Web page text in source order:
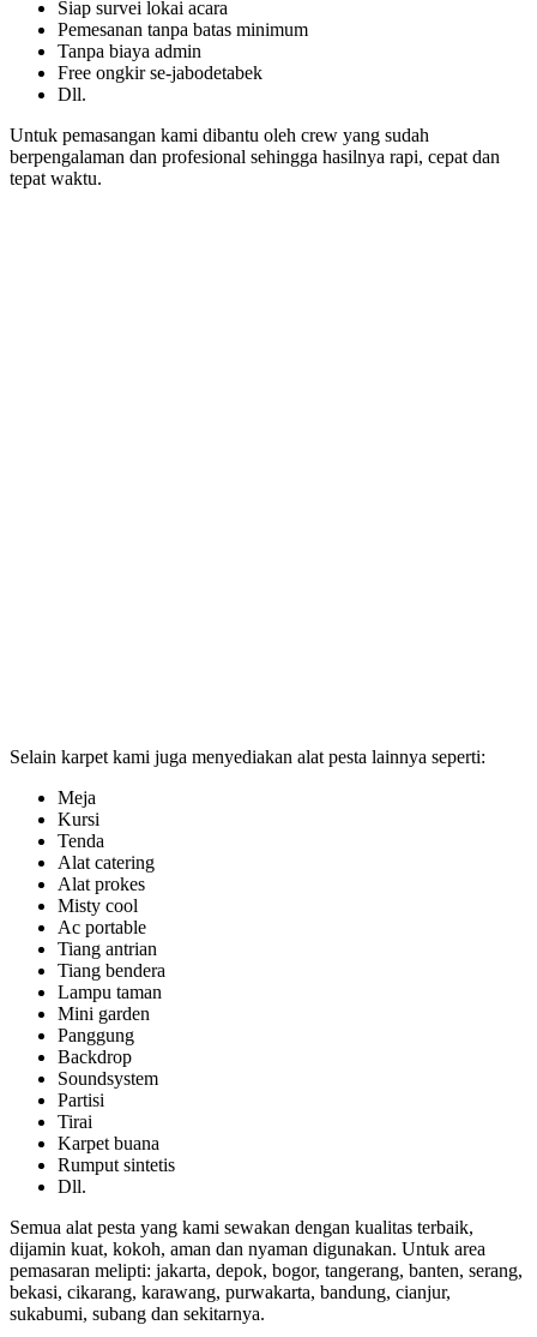
Siap survei lokai acara
Pemesanan tanpa batas minimum
Tanpa biaya admin
Free ongkir se-jabodetabek
Dll.
Untuk pemasangan kami dibantu oleh crew yang sudah
berpengalaman dan profesional sehingga hasilnya rapi, cepat dan
tepat waktu.
Selain karpet kami juga menyediakan alat pesta lainnya seperti:
Meja
Kursi
Tenda
Alat catering
Alat prokes
Misty cool
Ac portable
Tiang antrian
Tiang bendera
Lampu taman
Mini garden
Panggung
Backdrop
Soundsystem
Partisi
Tirai
Karpet buana
Rumput sintetis
Dll.
Semua alat pesta yang kami sewakan dengan kualitas terbaik,
dijamin kuat, kokoh, aman dan nyaman digunakan. Untuk area
pemasaran melipti: jakarta, depok, bogor, tangerang, banten, serang,
bekasi, cikarang, karawang, purwakarta, bandung, cianjur,
sukabumi, subang dan sekitarnya.